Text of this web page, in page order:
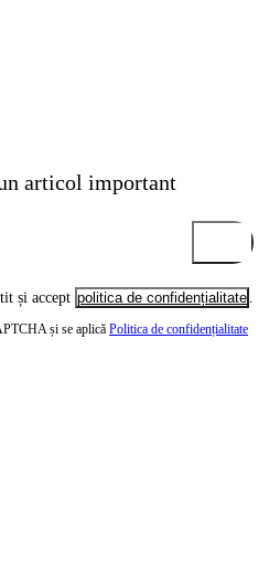
articol important
și accept politica de confidențialitate .
și se aplică Politica de confidențialitate